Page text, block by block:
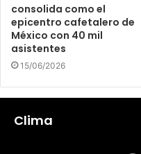
consolida como el
epicentro cafetalero de
México con 40 mil
asistentes
15/06/2026
Clima